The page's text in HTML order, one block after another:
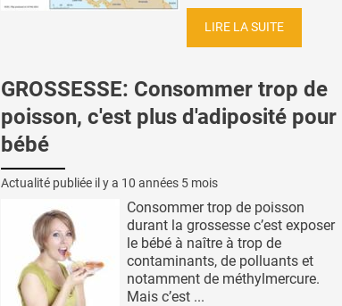
LIRE LA SUITE
GROSSESSE: Consommer trop de
poisson, c'est plus d'adiposité pour
bébé
Actualité publiée il y a 10 années 5 mois
Consommer trop de poisson
durant la grossesse c’est exposer
le bébé à naître à trop de
contaminants, de polluants et
notamment de méthylmercure.
Mais c’est ...